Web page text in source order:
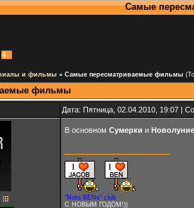
Самые
4
и фильмы » Самые пересматриваемые фильмы
фильмы
Дата: Пятница, 02.04.2010, 19:07 |
В основном Сумерки и Новолуние
"Nota BENe" club
С НОВЫМ ГОДОМ!))